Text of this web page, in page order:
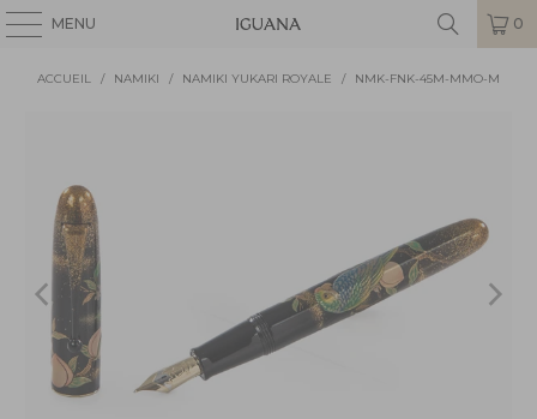
MENU 0
ACCUEIL / NAMIKI / NAMIKI YUKARI ROYALE / NMK-FNK-45M-MMO-M